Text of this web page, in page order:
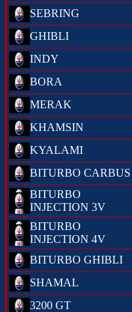
SEBRING
GHIBLI
INDY
BORA
MERAK
KHAMSIN
KYALAMI
BITURBO CARBUS
BITURBO
INJECTION 3V
BITURBO
INJECTION 4V
BITURBO GHIBLI
SHAMAL
3200 GT